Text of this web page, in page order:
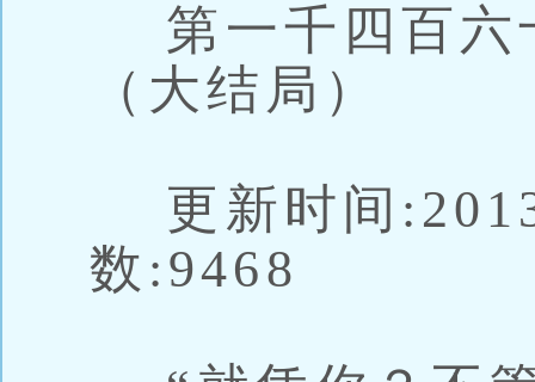
第一千四百六
（大结局）
更新时间
数:9468